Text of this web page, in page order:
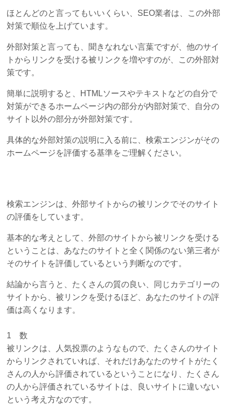
ほとんどのと言ってもいいくらい、SEO業者は、この外部
対策で順位を上げています。
外部対策と言っても、聞きなれない言葉ですが、他のサイ
トからリンクを受ける被リンクを増やすのが、この外部対
策です。
簡単に説明すると、HTMLソースやテキストなどの自分で
対策ができるホームページ内の部分が内部対策で、自分の
サイト以外の部分が外部対策です。
具体的な外部対策の説明に入る前に、検索エンジンがその
ホームページを評価する基準をご理解ください。
検索エンジンは、外部サイトからの被リンクでそのサイト
の評価をしています。
基本的な考えとして、外部のサイトから被リンクを受ける
ということは、あなたのサイトと全く関係のない第三者が
そのサイトを評価しているという判断なのです。
結論から言うと、たくさんの質の良い、同じカテゴリーの
サイトから、被リンクを受けるほど、あなたのサイトの評
価は高くなります。
1 数
被リンクは、人気投票のようなもので、たくさんのサイト
からリンクされていれば、それだけあなたのサイトがたく
さんの人から評価されているということになり、たくさん
の人から評価されているサイトは、良いサイトに違いない
という考え方なのです。